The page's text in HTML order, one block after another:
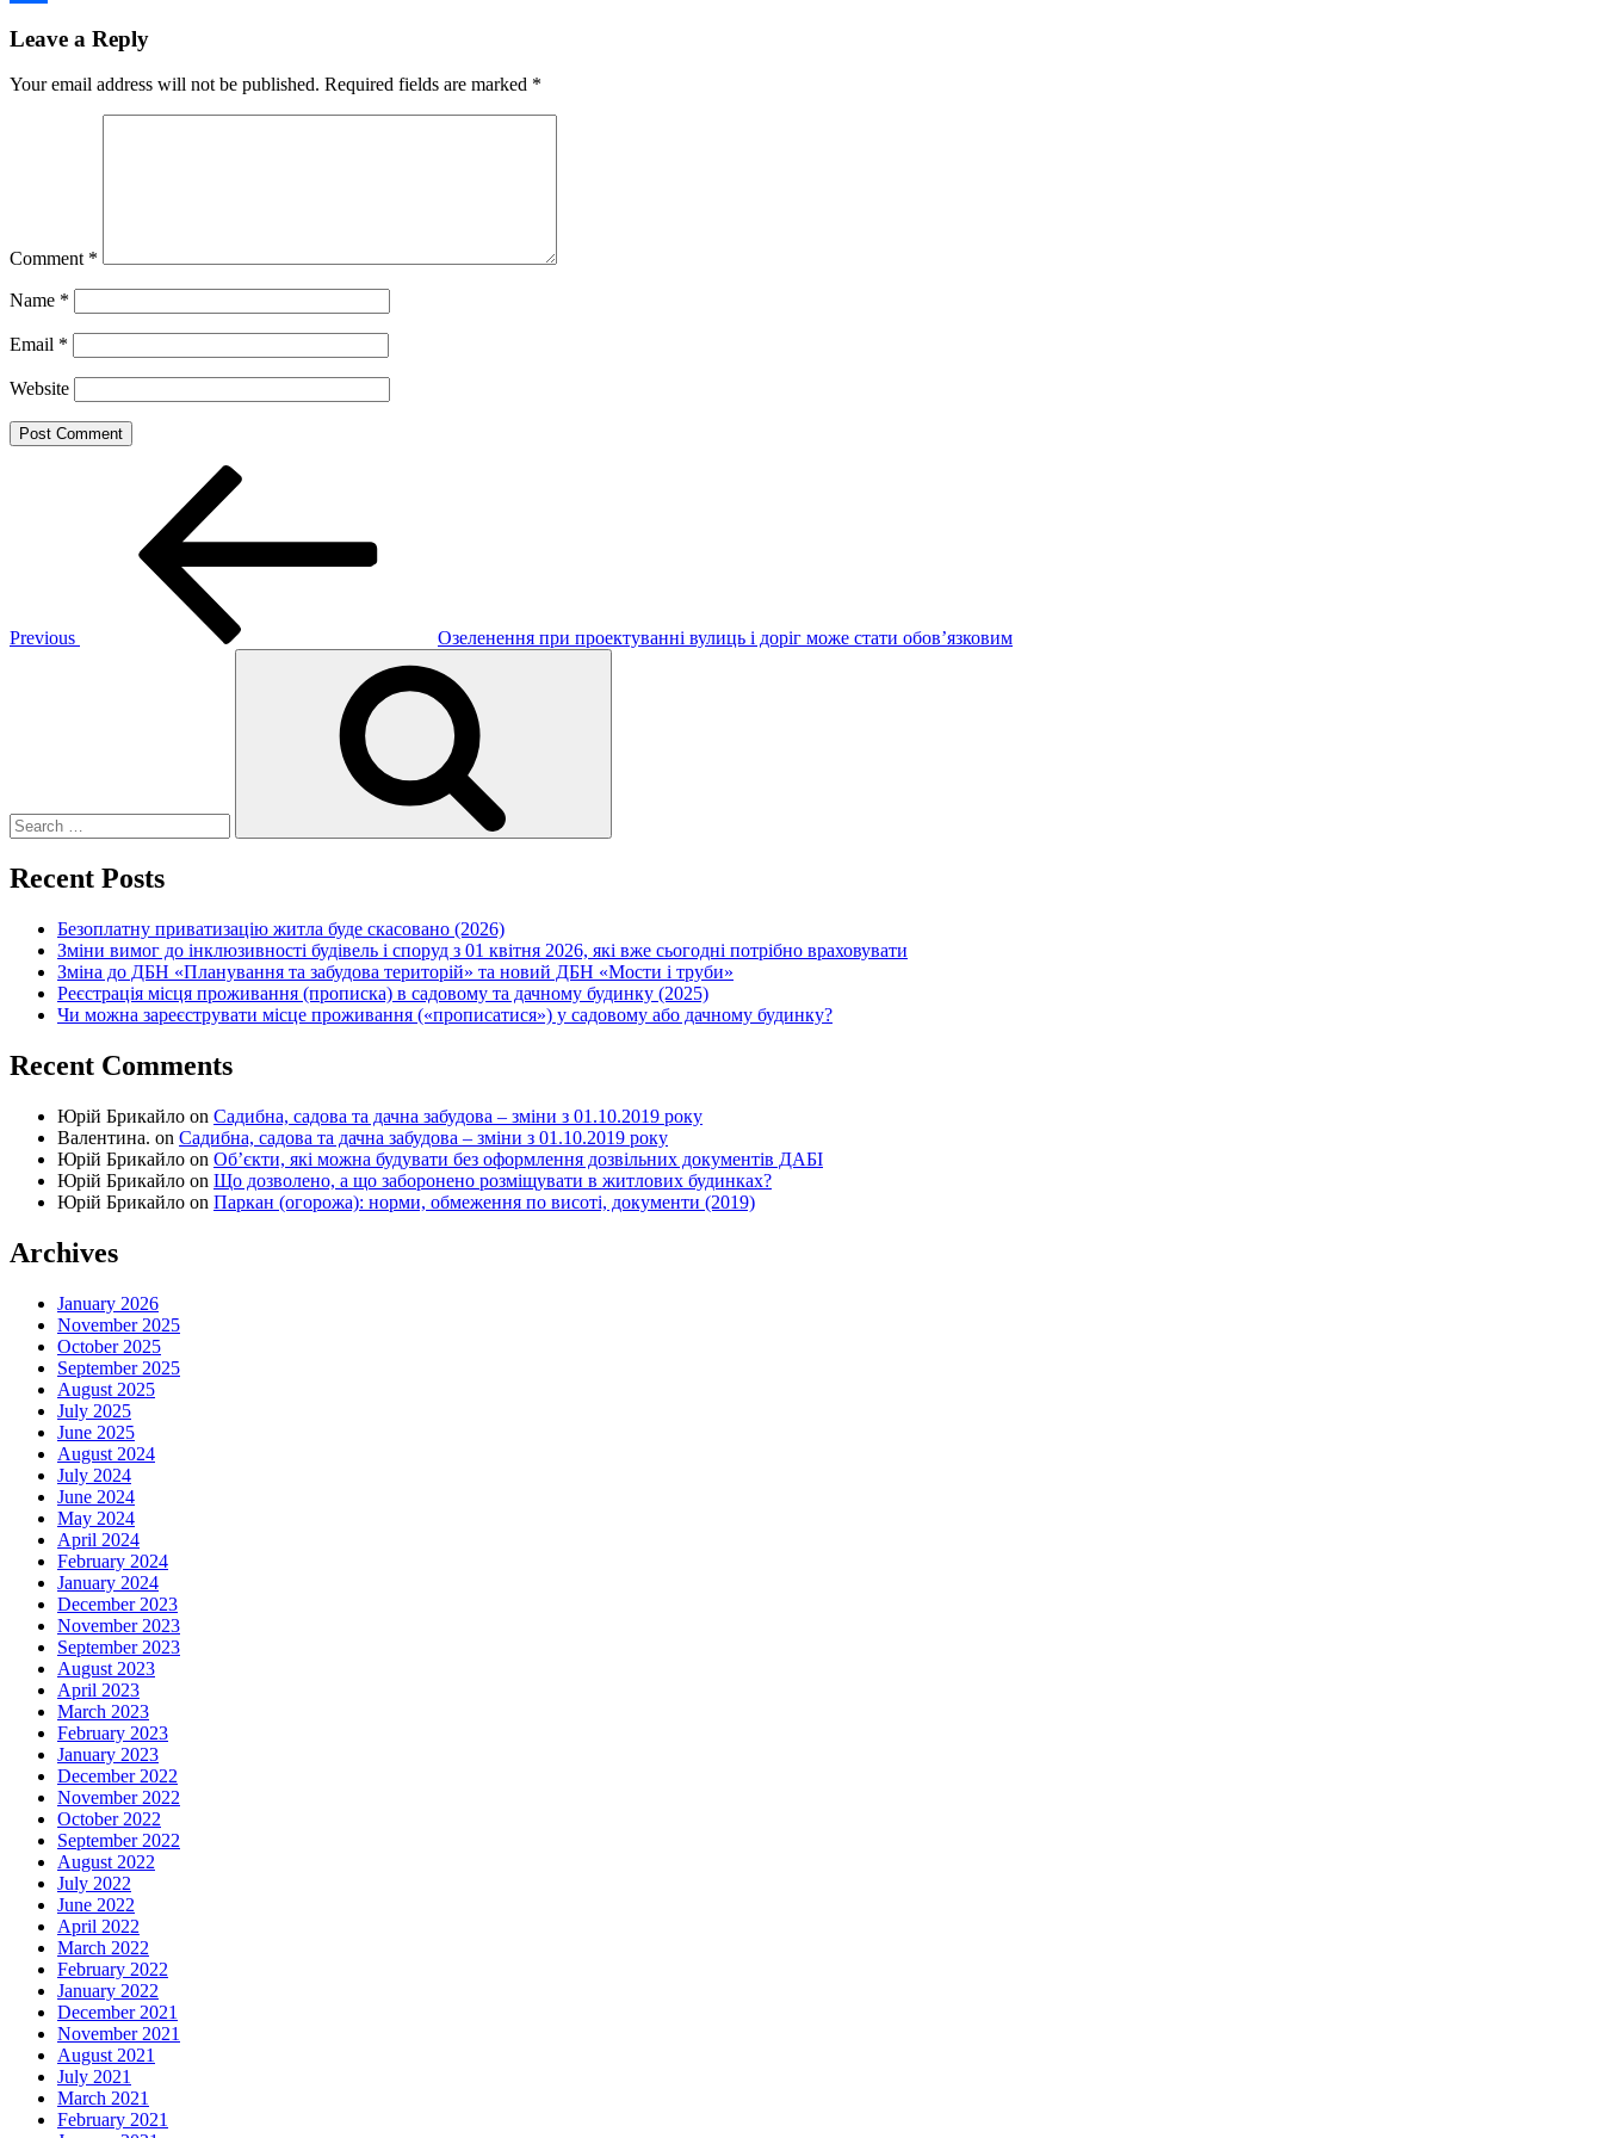
Leave a Reply
Your email address will not be published. Required fields are marked *
Comment *
Name *
Email *
Website
Previous
Озеленення при проектуванні вулиць і доріг може стати обов’язковим
Recent Posts
Безоплатну приватизацію житла буде скасовано (2026)
Зміни вимог до інклюзивності будівель і споруд з 01 квітня 2026, які вже сьогодні потрібно враховувати
Зміна до ДБН «Планування та забудова територій» та новий ДБН «Мости і труби»
Реєстрація місця проживання (прописка) в садовому та дачному будинку (2025)
Чи можна зареєструвати місце проживання («прописатися») у садовому або дачному будинку?
Recent Comments
Юрій Брикайло on Садибна, садова та дачна забудова – зміни з 01.10.2019 року
Валентина. on Садибна, садова та дачна забудова – зміни з 01.10.2019 року
Юрій Брикайло on Об’єкти, які можна будувати без оформлення дозвільних документів ДАБІ
Юрій Брикайло on Що дозволено, а що заборонено розміщувати в житлових будинках?
Юрій Брикайло on Паркан (огорожа): норми, обмеження по висоті, документи (2019)
Archives
January 2026
November 2025
October 2025
September 2025
August 2025
July 2025
June 2025
August 2024
July 2024
June 2024
May 2024
April 2024
February 2024
January 2024
December 2023
November 2023
September 2023
August 2023
April 2023
March 2023
February 2023
January 2023
December 2022
November 2022
October 2022
September 2022
August 2022
July 2022
June 2022
April 2022
March 2022
February 2022
January 2022
December 2021
November 2021
August 2021
July 2021
March 2021
February 2021